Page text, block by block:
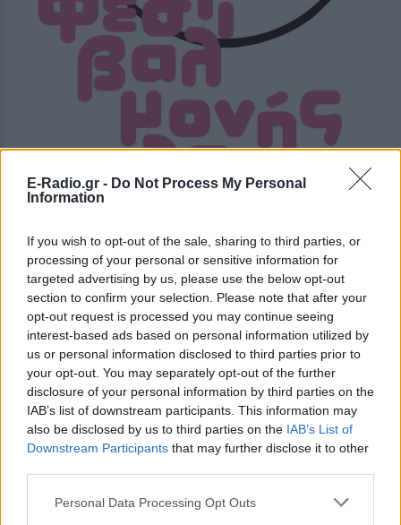
E-Radio.gr - Do Not Process My Personal
Information
If you wish to opt-out of the sale, sharing to third parties, or
processing of your personal or sensitive information for
targeted advertising by us, please use the below opt-out
section to confirm your selection. Please note that after your
opt-out request is processed you may continue seeing
interest-based ads based on personal information utilized by
us or personal information disclosed to third parties prior to
your opt-out. You may separately opt-out of the further
disclosure of your personal information by third parties on the
IAB’s list of downstream participants. This information may
also be disclosed by us to third parties on the IAB’s List of
Downstream Participants that may further disclose it to other
Personal Data Processing Opt Outs
ΔΙΑΦΗΜΙΣΗ